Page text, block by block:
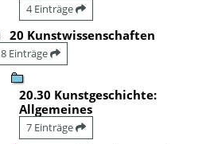
4 Einträge
20 Kunstwissenschaften
8 Einträge
20.30 Kunstgeschichte:
Allgemeines
7 Einträge